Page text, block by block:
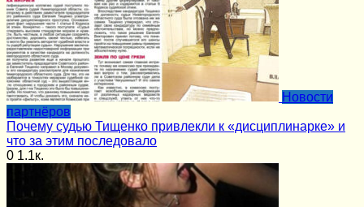
Новости
партнёров
Почему судью Тищенко привлекли к «дисциплинарке» и
что за этим последовало
0 1.1к.